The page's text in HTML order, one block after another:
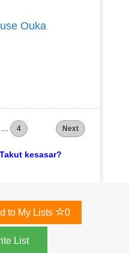
Ouka
4 Next
kesasar?
to My Lists 0